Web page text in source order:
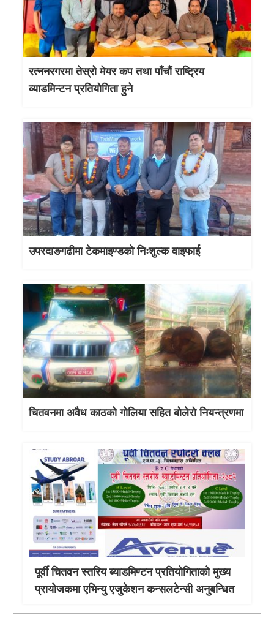
रत्ननरगरमा तेस्राे मेयर कप तथा पाँचौं राष्ट्रिय
व्याडमिन्टन प्रतियोगिता हुने
उपरदाङगढीमा टेकमाइण्डको निःशुल्क वाइफाई
चितवनमा अवैध काठको गोलिया सहित बोलेरो नियन्त्रणमा
पूर्वी चितवन स्तरिय ब्याडमिण्टन प्रतियोगिताको मुख्य
प्रायोजकमा एभिन्यु एजुकेशन कन्सलटेन्सी अनुबन्धित